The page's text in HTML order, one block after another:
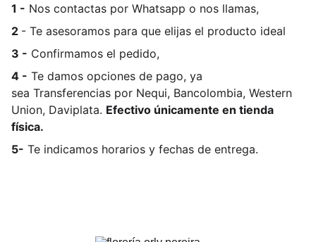
1 - Nos contactas por Whatsapp o nos llamas,
2 - Te asesoramos para que elijas el producto ideal
3 - Confirmamos el pedido,
4 - Te damos opciones de pago, ya
sea Transferencias por Nequi, Bancolombia, Western
Union, Daviplata. Efectivo únicamente en tienda
física.
5- Te indicamos horarios y fechas de entrega.